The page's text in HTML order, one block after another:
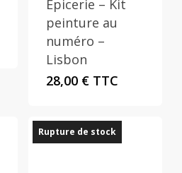
Epicerie – Kit
peinture au
numéro –
Lisbon
28,00 € TTC
Rupture de stock